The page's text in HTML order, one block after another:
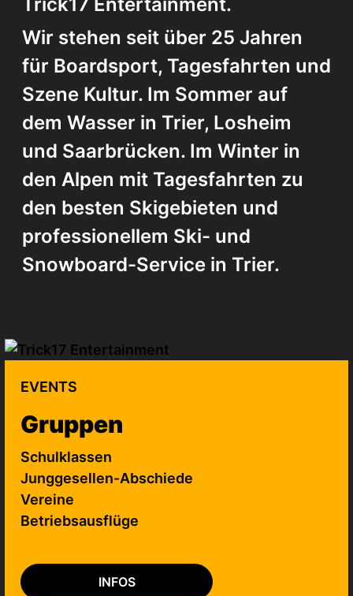
Wir stehen seit über 25 Jahren
für Boardsport, Tagesfahrten und
Szene Kultur. Im Sommer auf
dem Wasser in Trier, Losheim
und Saarbrücken. Im Winter in
den Alpen mit Tagesfahrten zu
den besten Skigebieten und
professionellem Ski- und
Snowboard-Service in Trier.
EVENTS
Gruppen
Schulklassen
Junggesellen-Abschiede
Vereine
Betriebsausflüge
INFOS